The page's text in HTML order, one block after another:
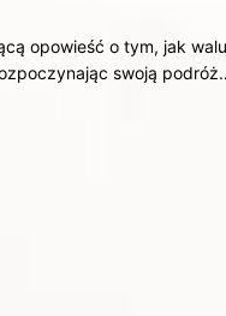
opowieść o tym, jak
swoją